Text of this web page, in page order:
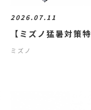
2026.07.11
【ミズノ猛暑対策特
ミズノ